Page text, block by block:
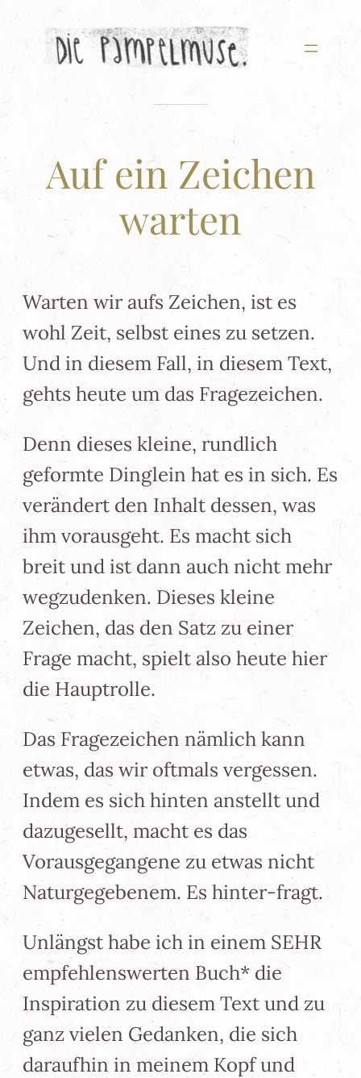
Zum
Inhalt
Auf ein Zeichen
warten
Warten wir aufs Zeichen, ist es
wohl Zeit, selbst eines zu setzen.
Und in diesem Fall, in diesem Text,
gehts heute um das Fragezeichen.
Denn dieses kleine, rundlich
geformte Dinglein hat es in sich. Es
verändert den Inhalt dessen, was
ihm vorausgeht. Es macht sich
breit und ist dann auch nicht mehr
wegzudenken. Dieses kleine
Zeichen, das den Satz zu einer
Frage macht, spielt also heute hier
die Hauptrolle.
Das Fragezeichen nämlich kann
etwas, das wir oftmals vergessen.
Indem es sich hinten anstellt und
dazugesellt, macht es das
Vorausgegangene zu etwas nicht
Naturgegebenem. Es hinter-fragt.
Unlängst habe ich in einem SEHR
empfehlenswerten Buch* die
Inspiration zu diesem Text und zu
ganz vielen Gedanken, die sich
daraufhin in meinem Kopf und